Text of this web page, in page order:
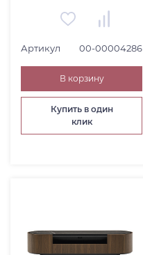
Артикул 00-00004286
В корзину
Купить в один
клик